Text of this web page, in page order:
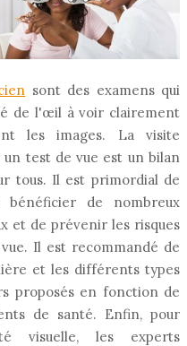
sont des examens qui
de l'œil à voir clairement
les images. La visite
test de vue est un bilan
tous. Il est primordial de
de nombreux
et de prévenir les risques
Il est recommandé de
et les différents types
proposés en fonction de
de santé. Enfin, pour
visuelle, les experts